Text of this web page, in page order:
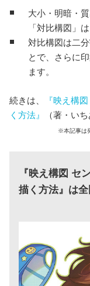
大小・明暗・
「対比構図」
対比構図は二
とで、さらに
ます。
続きは、
『映え構
く方法』
（著・い
※本記事は
『映え構図 セ
描く方法』は